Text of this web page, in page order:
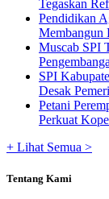
Tegaskan
Pendidikan
Membangun
Muscab SPI
SPI
Desak
Petani
Perkuat
+ Lihat Semua >
Tentang Kami